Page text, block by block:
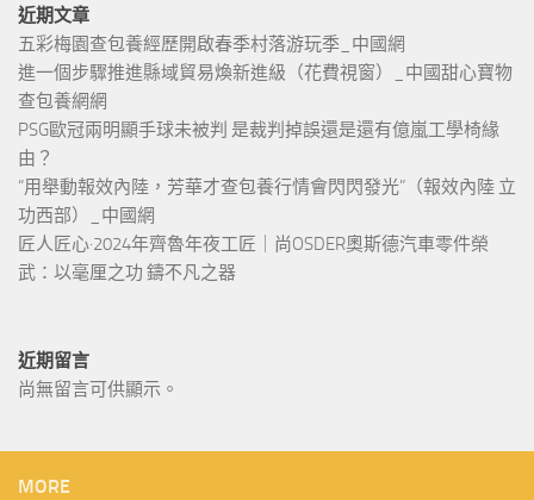
近期文章
五彩梅園查包養經歷開啟春季村落游玩季_中國網
進一個步驟推進縣域貿易煥新進級（花費視窗）_中國甜心寶物
查包養網網
PSG歐冠兩明顯手球未被判 是裁判掉誤還是還有億嵐工學椅緣
由？
“用舉動報效內陸，芳華才查包養行情會閃閃發光”（報效內陸 立
功西部）_中國網
匠人匠心·2024年齊魯年夜工匠｜尚OSDER奧斯德汽車零件榮
武：以毫厘之功 鑄不凡之器
近期留言
尚無留言可供顯示。
MORE